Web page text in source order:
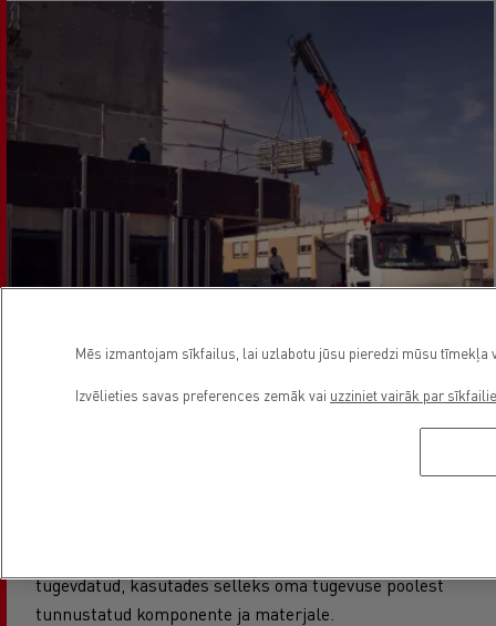
tugevdatud, kasutades selleks oma tugevuse poolest
tunnustatud komponente ja materjale.
Mēs izmantojam sīkfailus, lai uzlabotu jūsu pieredzi mūsu
Izvēlieties savas preferences zemāk vai uzziniet vairāk par